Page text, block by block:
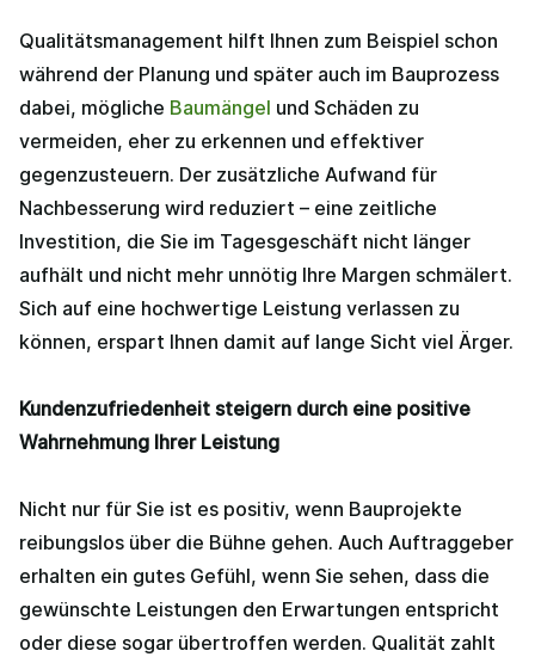
Qualitätsmanagement hilft Ihnen zum Beispiel schon
während der Planung und später auch im Bauprozess
dabei, mögliche Baumängel und Schäden zu
vermeiden, eher zu erkennen und effektiver
gegenzusteuern. Der zusätzliche Aufwand für
Nachbesserung wird reduziert – eine zeitliche
Investition, die Sie im Tagesgeschäft nicht länger
aufhält und nicht mehr unnötig Ihre Margen schmälert.
Sich auf eine hochwertige Leistung verlassen zu
können, erspart Ihnen damit auf lange Sicht viel Ärger.
Kundenzufriedenheit steigern durch eine positive
Wahrnehmung Ihrer Leistung
Nicht nur für Sie ist es positiv, wenn Bauprojekte
reibungslos über die Bühne gehen. Auch Auftraggeber
erhalten ein gutes Gefühl, wenn Sie sehen, dass die
gewünschte Leistungen den Erwartungen entspricht
oder diese sogar übertroffen werden. Qualität zahlt